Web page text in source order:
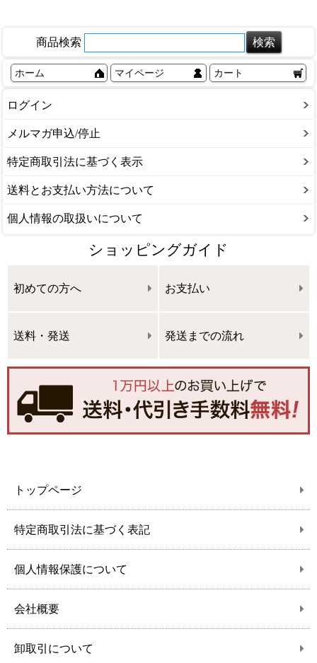
商品検索
ホーム マイページ カート
ログイン
メルマガ申込/停止
特定商取引法に基づく表示
送料とお支払い方法について
個人情報の取扱いについて
ショッピングガイド
初めての方へ お支払い
送料・発送 発送までの流れ
トップページ
特定商取引法に基づく表記
個人情報保護について
会社概要
卸取引について